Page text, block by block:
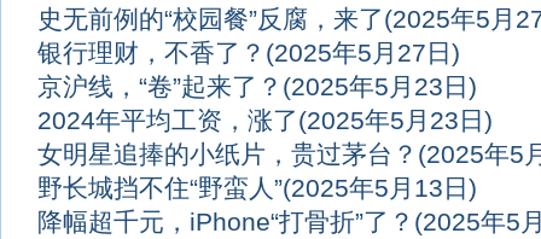
史无前例的“校园餐”反腐，来了(2025年5月
银行理财，不香了？ (2025年5月27日)
京沪线，“卷”起来了？ (2025年5月23日)
2024年平均工资，涨了(2025年5月23日)
女明星追捧的小纸片，贵过茅台？ (2025年5
野长城挡不住“野蛮人”(2025年5月13日)
降幅超千元，iPhone“打骨折”了？ (2025年5